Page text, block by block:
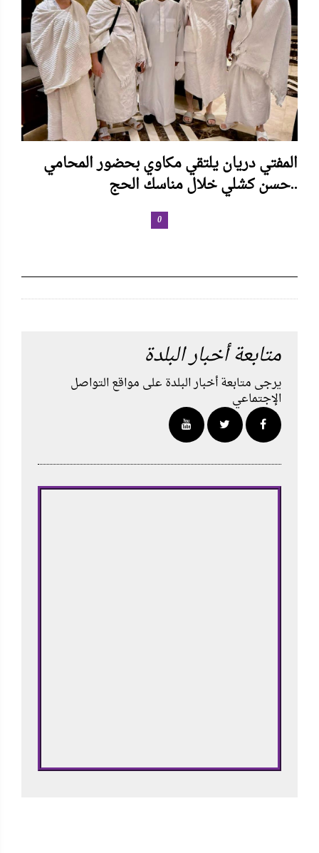
المفتي دريان يلتقي مكاوي بحضور المحامي
حسن كشلي خلال مناسك الحج..
0
متابعة أخبار البلدة
يرجى متابعة أخبار البلدة على مواقع التواصل
الإجتماعي